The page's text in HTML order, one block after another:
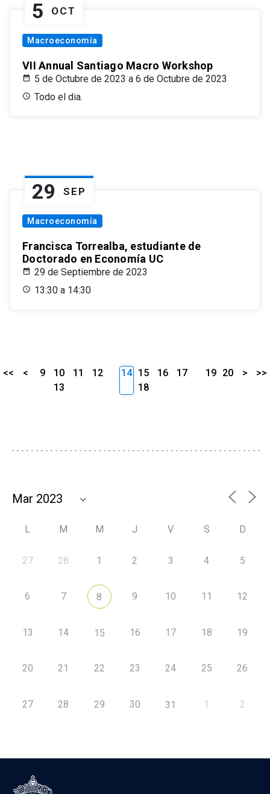
5 OCT
Macroeconomía
VII Annual Santiago Macro Workshop
5 de Octubre de 2023 a 6 de Octubre de 2023
Todo el dia.
29 SEP
Macroeconomía
Francisca Torrealba, estudiante de
Doctorado en Economía UC
29 de Septiembre de 2023
13:30 a 14:30
<< < 9 10 11
12
13
14 15 16
17
18
19 20 > >>
L M M J V S D
27 28 1 2 3 4 5
6 7 8 9 10 11 12
13 14 15 16 17 18 19
20 21 22 23 24 25 26
27 28 29 30 31 1 2